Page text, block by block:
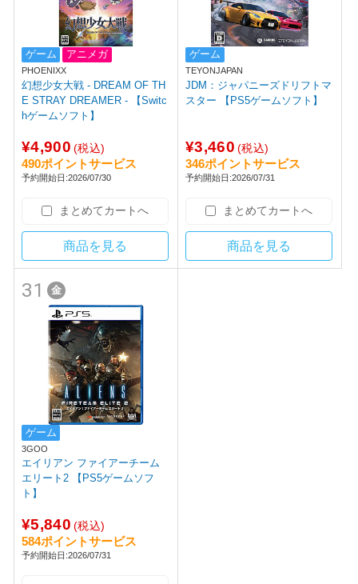
ゲーム アニメガ
PHOENIXX
幻想少女大戦 - DREAM OF TH
E STRAY DREAMER - 【Switc
hゲームソフト】
¥4,900 (税込)
490ポイントサービス
予約開始日:2026/07/30
まとめてカートへ
商品を見る
ゲーム
TEYONJAPAN
JDM：ジャパニーズドリフトマ
スター 【PS5ゲームソフト】
¥3,460 (税込)
346ポイントサービス
予約開始日:2026/07/31
まとめてカートへ
商品を見る
31 金
ゲーム
3GOO
エイリアン ファイアーチーム
エリート2 【PS5ゲームソフ
ト】
¥5,840 (税込)
584ポイントサービス
予約開始日:2026/07/31